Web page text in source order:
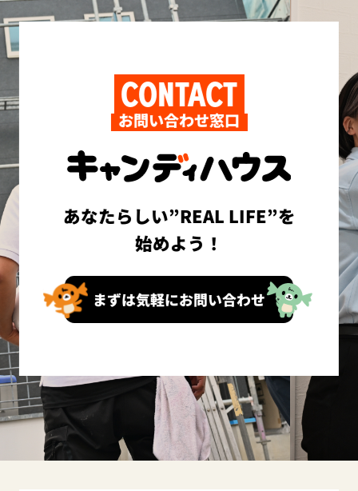
CONTACT
お問い合わせ窓口
あなたらしい”REAL LIFE”を
始めよう！
まずは気軽にお問い合わせ